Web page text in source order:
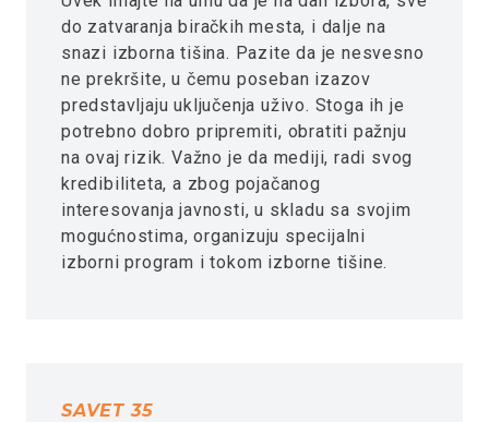
do zatvaranja biračkih mesta, i dalje na
snazi izborna tišina. Pazite da je nesvesno
ne prekršite, u čemu poseban izazov
predstavljaju uključenja uživo. Stoga ih je
potrebno dobro pripremiti, obratiti pažnju
na ovaj rizik. Važno je da mediji, radi svog
kredibiliteta, a zbog pojačanog
interesovanja javnosti, u skladu sa svojim
mogućnostima, organizuju specijalni
izborni program i tokom izborne tišine.
SAVET 35